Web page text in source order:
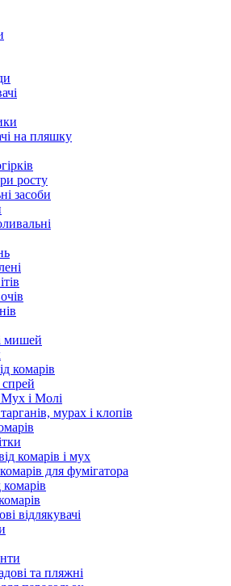
на пляшку
росту
засоби
мишей
комарів
Мух і Молі
мурах і клопів
комарів і мух
для фумігатора
комарів
відлякувачі
та пляжні